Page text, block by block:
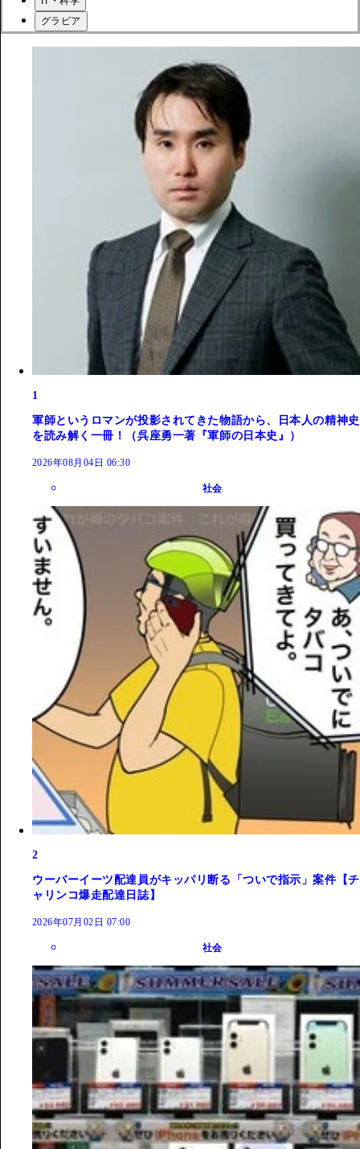
グラビア
1
軍師というロマンが投影されてきた物語から、日本人の精神史
を読み解く一冊！（呉座勇一著『軍師の日本史』）
2026年08月04日 06:30
社会
2
ウーバーイーツ配達員がキッパリ断る「ついで指示」案件【チ
ャリンコ爆走配達日誌】
2026年07月02日 07:00
社会